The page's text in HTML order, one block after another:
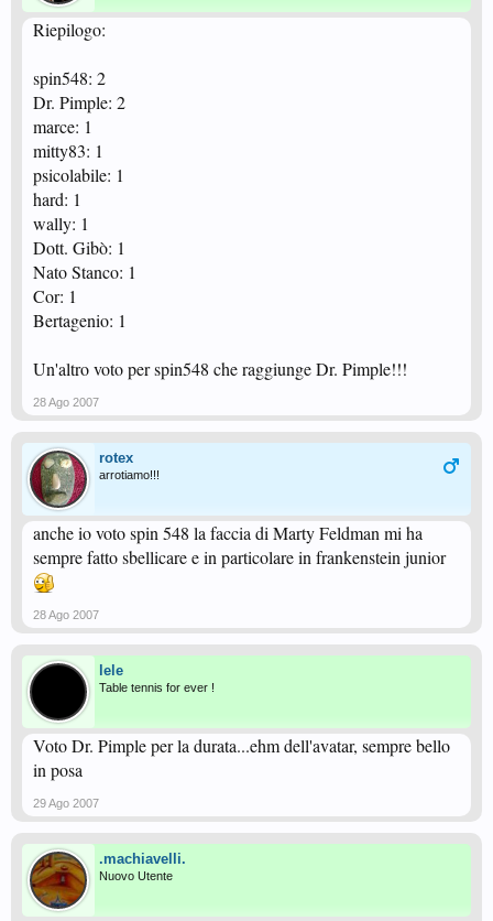
Riepilogo:
spin548: 2
Dr. Pimple: 2
marce: 1
mitty83: 1
psicolabile: 1
hard: 1
wally: 1
Dott. Gibò: 1
Nato Stanco: 1
Cor: 1
Bertagenio: 1
Un'altro voto per spin548 che raggiunge Dr. Pimple!!!
28 Ago 2007
rotex
arrotiamo!!!
anche io voto spin 548 la faccia di Marty Feldman mi ha
sempre fatto sbellicare e in particolare in frankenstein junior
28 Ago 2007
lele
Table tennis for ever !
Voto Dr. Pimple per la durata...ehm dell'avatar, sempre bello
in posa
29 Ago 2007
.machiavelli.
Nuovo Utente